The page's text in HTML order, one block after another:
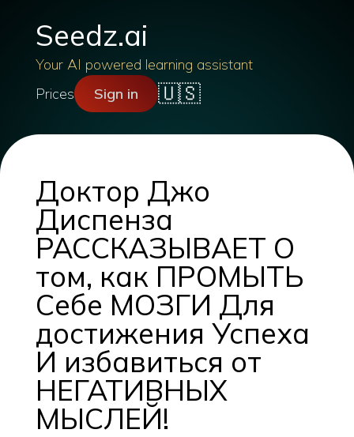
Seedz.ai
Your AI powered learning assistant
Prices
Sign in 🇺🇸
Доктор Джо
Диспенза
РАССКАЗЫВАЕТ О
том, как ПРОМЫТЬ
Себе МОЗГИ Для
достижения Успеха
И избавиться от
НЕГАТИВНЫХ
МЫСЛЕЙ!